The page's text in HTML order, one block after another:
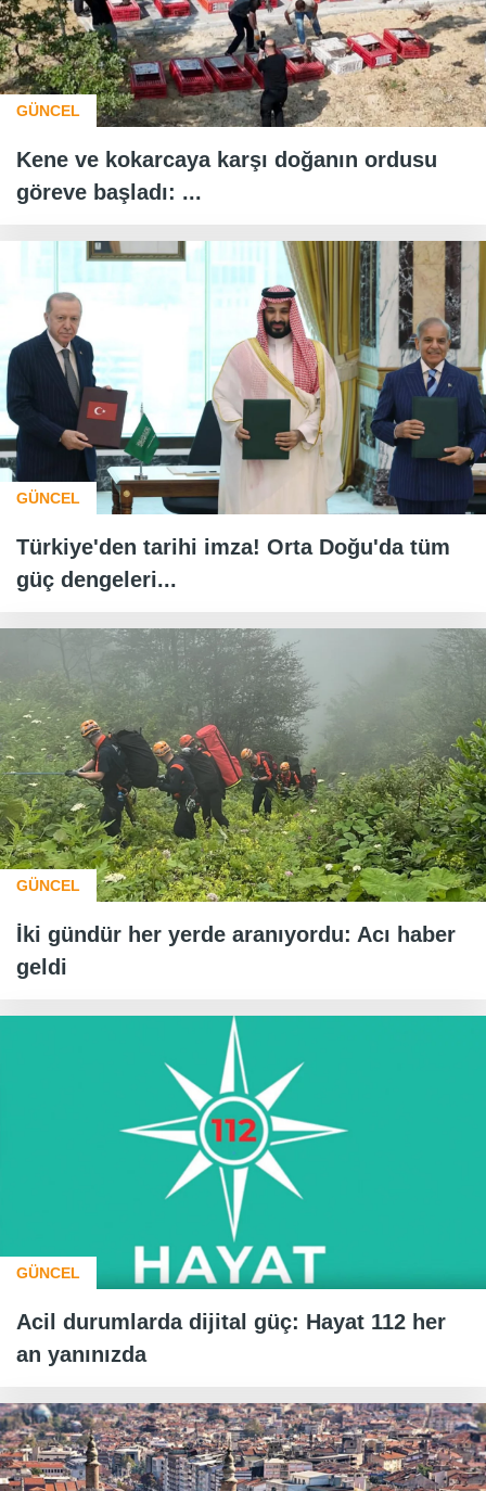
GÜNCEL
Kene ve kokarcaya karşı doğanın ordusu
göreve başladı: ...
GÜNCEL
Türkiye'den tarihi imza! Orta Doğu'da tüm
güç dengeleri...
GÜNCEL
İki gündür her yerde aranıyordu: Acı haber
geldi
GÜNCEL
Acil durumlarda dijital güç: Hayat 112 her
an yanınızda